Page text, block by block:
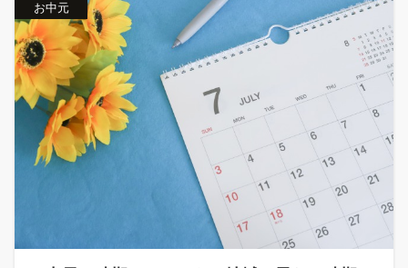
お中元